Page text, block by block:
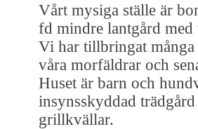
Vårt mysiga ställe är
fd mindre lantgård
Vi har tillbringat många
våra morfäldrar och
Huset är barn och
insynsskyddad
grillkvällar.